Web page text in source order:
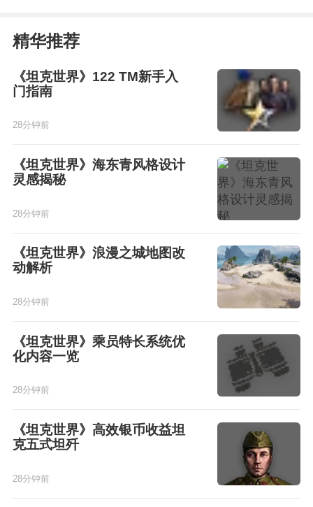
精华推荐
《坦克世界》122 TM新手入
门指南
28分钟前
《坦克世界》海东青风格设计
灵感揭秘
28分钟前
《坦克世界》浪漫之城地图改
动解析
28分钟前
《坦克世界》乘员特长系统优
化内容一览
28分钟前
《坦克世界》高效银币收益坦
克五式坦歼
28分钟前